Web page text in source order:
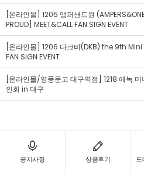
[온라인몰] 1205 앰퍼샌드원
PROUD] MEET&CALL FAN SIGN EVENT
[온라인몰] 1206 다크비(DKB) the 9th
FAN SIGN EVENT
[온라인몰/영풍문고 대구역점] 1218 에녹
인회 in 대구
공지사항 상품후기